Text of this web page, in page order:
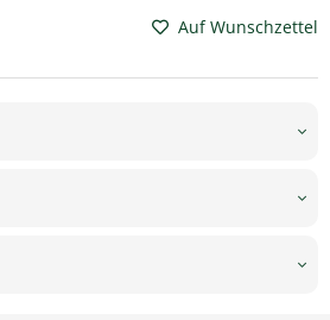
Auf Wunschzettel